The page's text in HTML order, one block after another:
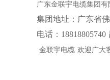
广东金联宇电缆集团有
集团地址：‌广东省
电话：18818805740
金联宇电缆 欢迎广大